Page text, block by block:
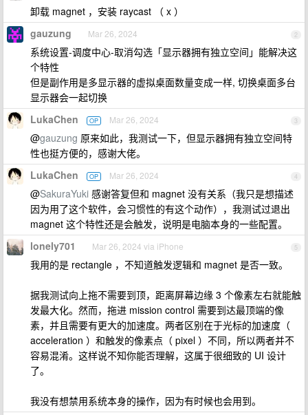
卸载 magnet ，安装 raycast （ x ）
2
gauzung Mar 26, 2024
系统设置-调度中心-取消勾选「显示器拥有独立空间」能解决这
个特性
但是副作用是多显示器的虚拟桌面数量变成一样, 切换桌面多台
显示器会一起切换
3
LukaChen OP Mar 26, 2024
@gauzung 原来如此，我测试一下，但显示器拥有独立空间特
性也挺方便的，感谢大佬。
4
LukaChen OP Mar 26, 2024
@SakuraYuki 感谢答复但和 magnet 没有关系（我只是想描述
因为用了这个软件，会习惯性的有这个动作），我测试过退出
magnet 这个特性还是会触发，说明是电脑本身的一些配置。
5
lonely701 Mar 26, 2024 via iPhone
我用的是 rectangle ，不知道触发逻辑和 magnet 是否一致。
据我测试向上拖不需要到顶，距离屏幕边缘 3 个像素左右就能触
发最大化。然而，拖进 mission control 需要到达最顶端的像
素，并且需要有更大的加速度。两者区别在于光标的加速度（
acceleration ）和触发的像素点（ pixel ）不同，所以两者并不
容易混淆。这样说不知你能否理解，这属于很细致的 UI 设计
了。
我没有想禁用系统本身的操作，因为有时候也会用到。